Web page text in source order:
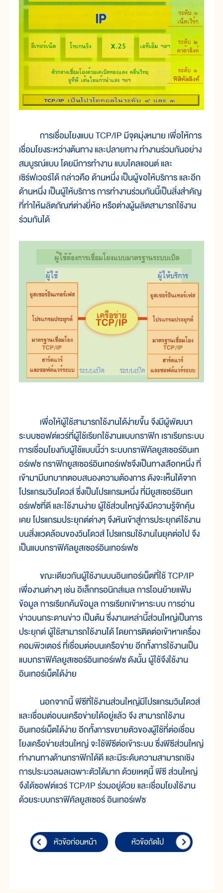
การเชื่อมโยงแบบ TCP/IP มีจุดมุ่งหมาย เพื่อให้การ
เชื่อมโยงระหว่างต้นทาง และปลายทาง ทำงานร่วมกันอย่าง
สมบูรณ์แบบ โดยมีการทำงาน แบบไคลแอนต์ และ
เซิร์ฟเวอร์ได้ กล่าวคือ ด้านหนึ่ง เป็นผู้ขอให้บริการ และอีก
ด้านหนึ่ง เป็นผู้ให้บริการ การทำงานร่วมกันนี้เป็นสิ่งสำคัญ
ที่ทำให้ผลิตภัณฑ์ต่างยี่ห้อ หรือต่างผู้ผลิตสามารถใช้งาน
ร่วมกันได้
เพื่อให้ผู้ใช้สามารถใช้งานได้ง่ายขึ้น จึงมีผู้พัฒนา
ระบบซอฟต์แวร์ที่ผู้ใช้เรียกใช้งานแบบกราฟิก เราเรียกระบบ
การเชื่อมโยงกับผู้ใช้แบบนี้ว่า ระบบกราฟิคัลยูสเซอร์อินเท
อร์เฟซ กราฟิกยูสเซอร์อินเทอร์เฟซจึงเป็นทางเลือกหนึ่ง ที่
เข้ามามีบทบาทตอบสนองความต้องการ ดังจะเห็นได้จาก
โปรแกรมวินโดวส์ ซึ่งเป็นโปรแกรมหนึ่ง ที่มียูสเซอร์อินเท
อร์เฟซที่ดี และใช้งานง่าย ผู้ใช้ส่วนใหญ่จึงมีความรู้จักคุ้น
เคย โปรแกรมประยุกต์ต่างๆ จึงหันเข้าสู่การประยุกต์ใช้งาน
บนสิ่งแวดล้อมของวินโดวส์ โปรแกรมใช้งานในยุคต่อไป จึง
เป็นแบบกราฟิคัลยูสเซอร์อินเทอร์เฟซ
ขณะเดียวกันผู้ใช้งานบนอินเทอร์เน็ตที่ใช้ TCP/IP
เพื่องานต่างๆ เช่น อิเล็กทรอนิกส์เมล การโอนย้ายแฟ้ม
ข้อมูล การเรียกค้นข้อมูล การเรียกเข้าหาระบบ การอ่าน
ข่าวบนกระดานข่าว เป็นต้น ซึ่งงานเหล่านี้ส่วนใหญ่เป็นการ
ประยุกต์ ผู้ใช้สามารถใช้งานได้ โดยการติดต่อเข้าหาเครื่อง
คอมพิวเตอร์ ที่เชื่อมต่อบนเครือข่าย อีกทั้งการใช้งานเป็น
แบบกราฟิคัลยูสเซอร์อินเทอร์เฟซ ดังนั้น ผู้ใช้จึงใช้งาน
อินเทอร์เน็ตได้ง่าย
นอกจากนี้ พีซีที่ใช้งานส่วนใหญ่มีโปรแกรมวินโดวส์
และเชื่อมต่อบนเครือข่ายได้อยู่แล้ว จึง สามารถใช้งาน
อินเทอร์เน็ตได้ง่าย อีกทั้งการขยายตัวของผู้ใช้ที่ต่อเชื่อม
โยงเครือข่ายส่วนใหญ่ จะใช้พีซีต่อเข้าระบบ ซึ่งพีซีส่วนใหญ่
ทำงานทางด้านกราฟิกได้ดี และมีระดับความสามารถเชิง
การประมวลผลเฉพาะตัวได้มาก ด้วยเหตุนี้ พีซี ส่วนใหญ่
จึงได้ซอฟต์แวร์ TCP/IP ร่วมอยู่ด้วย และเชื่อมโยงใช้งาน
ด้วยระบบกราฟิคัลยูสเซอร์ อินเทอร์เฟซ
หัวข้อก่อนหน้า หัวข้อถัดไป